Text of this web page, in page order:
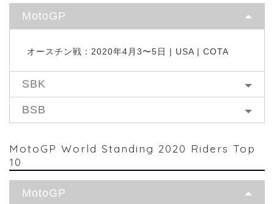
MotoGP
オースチン戦：2020年4月3〜5日 | USA | COTA
SBK
BSB
MotoGP World Standing 2020 Riders Top
10
MotoGP